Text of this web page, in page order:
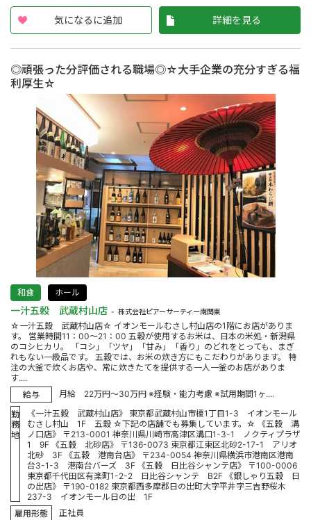
気になるに追加 詳細を見る
◎頑張った分評価される職場◎☆大手企業の充分すぎる福
利厚生☆
和食 ホール
一汁五穀 武蔵村山店 株式会社ピアーサーティー南関東
☆一汁五穀 武蔵村山店☆ イオンモールむさし村山店の1階にお店がありま
す。 営業時間11：00～21：00 五穀が使用するお米は、日本の米処・新潟県
のコシヒカリ。 「コシ」「ツヤ」「甘み」「香り」のどれをとっても、まぎ
れもない一級品です。 五穀では、お米の炊き方にもこだわりがあります。 特
注の大釜で炊くお店や、常に炊きたてを提供する一人一釜のお店がありま
す....
給与
月給 22万円～30万円 ※経験・能力考慮 ※試用期間1ヶ....
勤
務
地
《一汁五穀 武蔵村山店》 東京都武蔵村山市榎1丁目1-3 イオンモール
むさし村山 1F 五穀 ☆下記の店舗でも募集しています。☆ 《五穀 溝
ノ口店》 〒213-0001 神奈川県川崎市高津区溝口1-3-1 ノクティプラザ
1 9F 《五穀 北砂店》 〒136-0073 東京都江東区北砂2-17-1 アリオ
北砂 3F 《五穀 港南台店》 〒234-0054 神奈川県横浜市港南区港南
台3-1-3 港南台バーズ 3F 《五穀 日比谷シャンテ店》 〒100-0006
東京都千代田区有楽町1-2-2 日比谷シャンテ B2F 《銀しゃり五穀 日
の出店》 〒190-0182 東京都西多摩郡日の出町大字平井字三吉野桜木
237-3 イオンモール日の出 1F
雇用形態
正社員